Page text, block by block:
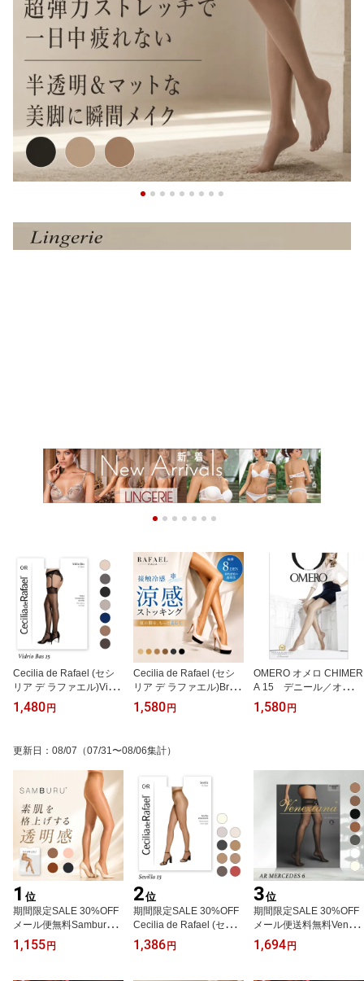
Cecilia de Rafael (セシ
リア デ ラファエル)Vidri
o Bas 15 (ビドリオ バス
15)直輸入スペイン・イ
ーベルト着用つま先スル
ータイプ2WAYストレッ
1,480円
Cecilia de Rafael (セシ
リア デ ラファエル)Bree
ze 8（ブリーズ 8）直輸
入スペイン・インポート
ラ_ファイバーコットン
イプ2WAYストレッチ
1,580円
OMERO オメロ CHIMER
A 15 デニール／オール
スルー ストッキング/E
SSENTIAL LINE Collecti
キング
1,580円
更新日 ： 08/07 （07/31〜08/06集計）
1 位
期間限定SALE 30%OFF
メール便無料Samburu
(サンブル) ST. Tropez 10
(セントトロペ 10)直輸入
1,155円
2位
期間限定SALE 30%OFF
Cecilia de Rafael (セシ
リア デ ラファエル)Sevill
a 15(セビリア 15)直輸入
1,386円
3位
期間限定SALE 30%OFF
メール便送料無料Venezi
ana/ベネチアナVenezian
a AR MERCEDES 6メル
1,694円